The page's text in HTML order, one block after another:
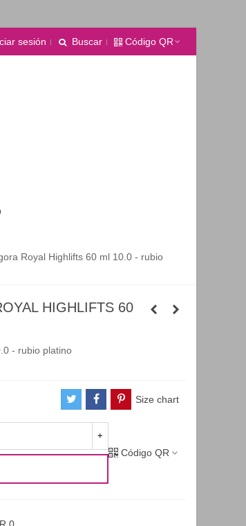
sesión Buscar Código QR
Royal Highlifts 60 ml 10.0 - rubio
HIGHLIFTS 60
- rubio platino
Size chart
+
Código QR